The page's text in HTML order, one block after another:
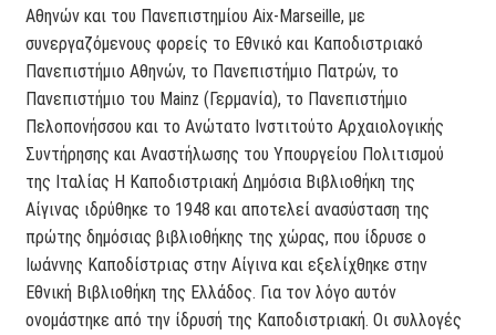
Αθηνών και του Πανεπιστημίου Aix-Marseille, με
συνεργαζόμενους φορείς το Εθνικό και Καποδιστριακό
Πανεπιστήμιο Αθηνών, το Πανεπιστήμιο Πατρών, το
Πανεπιστήμιο του Mainz (Γερμανία), το Πανεπιστήμιο
Πελοπονήσσου και το Ανώτατο Ινστιτούτο Αρχαιολογικής
Συντήρησης και Αναστήλωσης του Υπουργείου Πολιτισμού
της Ιταλίας H Καποδιστριακή Δημόσια Βιβλιοθήκη της
Αίγινας ιδρύθηκε το 1948 και αποτελεί ανασύσταση της
πρώτης δημόσιας βιβλιοθήκης της χώρας, που ίδρυσε ο
Ιωάννης Καποδίστριας στην Αίγινα και εξελίχθηκε στην
Εθνική Βιβλιοθήκη της Ελλάδος. Για τον λόγο αυτόν
ονομάστηκε από την ίδρυσή της Καποδιστριακή. Οι συλλογές